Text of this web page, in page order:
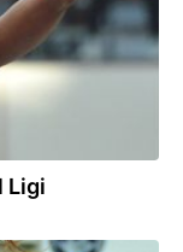
Ligi